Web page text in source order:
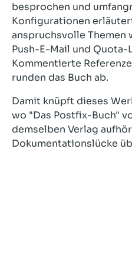
besprochen und
Konfigurationen
anspruchsvolle Themen
Push-E-Mail und
Kommentierte
runden das Buch ab.
Damit knüpft dieses
wo "Das Postfix-Buch"
demselben Verlag
Dokumentationslücke